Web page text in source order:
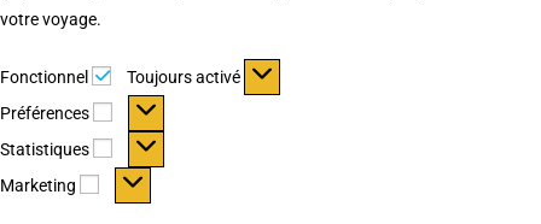
votre voyage.
Fonctionnel Fonctionnel
Toujours activé
Préférences
Préférences
Statistiques Statistiques
Marketing Marketing